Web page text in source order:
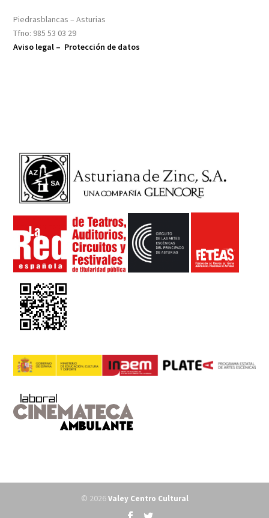
Piedrasblancas – Asturias
Tfno: 985 53 03 29
Aviso legal – Protección de datos
© 2026Valey Centro Cultural